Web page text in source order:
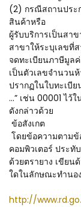
(2) กรณีสถานประ
สินค้าหรือ
ผู้รับบริการเป็นสา
สาขาให้ระบุเลขที่
จดทะเบียนภาษีมูล
เป็นตัวเลขจำนวน
ปรากฏในใบทะเบี
...” เช่น 00001 ไว้
ดังกล่าวด้วย
ข้อสังเกต
โดยข้อความตาม
คอมพิวเตอร์ ประทับ
ด้วยตรายาง เขีย
ใดในลักษณะทำนอ
http://